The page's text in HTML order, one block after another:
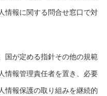
情報に関する問合せ窓口で対
国が定める指針その他の規範
情報管理責任者を置き、必要
情報保護の取り組みを継続的